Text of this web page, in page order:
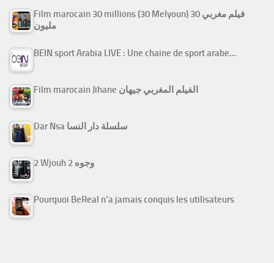
Film marocain 30 millions (30 Melyoun) فيلم مغربي 30
مليون
BEIN sport Arabia LIVE : Une chaine de sport arabe…
Film marocain Jihane الفيلم المغربي جيهان
Dar Nsa سلسلة دار النسا
2 Wjouh 2 وجوه
Pourquoi BeReal n’a jamais conquis les utilisateurs